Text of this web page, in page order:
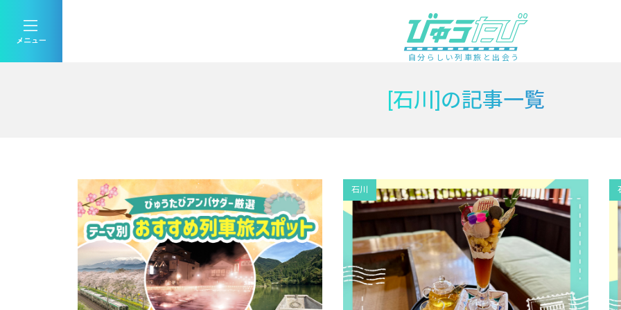
自分らしい列車旅と出会う
[石川]の記事一覧
石川